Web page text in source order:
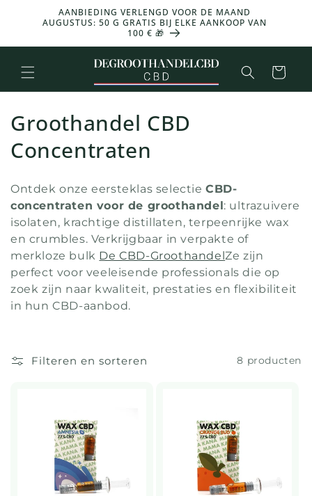
doorgaanAANBIEDING VERLENGD VOOR DE MAAND
AUGUSTUS: 50 G GRATIS BIJ ELKE AANKOOP VAN
100 € 🎁
Mand
C
o
l
e
c
t
i
:
Groothandel CBD
Concentraten
Ontdek onze eersteklas selectieCBD-
concentraten voor de groothandel: ultrazuivere
isolaten, krachtige distillaten, terpeenrijke wax
en crumbles. Verkrijgbaar in verpakte of
merkloze bulk De CBD-GroothandelZe zijn
perfect voor veeleisende professionals die op
zoek zijn naar kwaliteit, prestaties en flexibiliteit
in hun CBD-aanbod.
Filteren en sorteren 8 producten